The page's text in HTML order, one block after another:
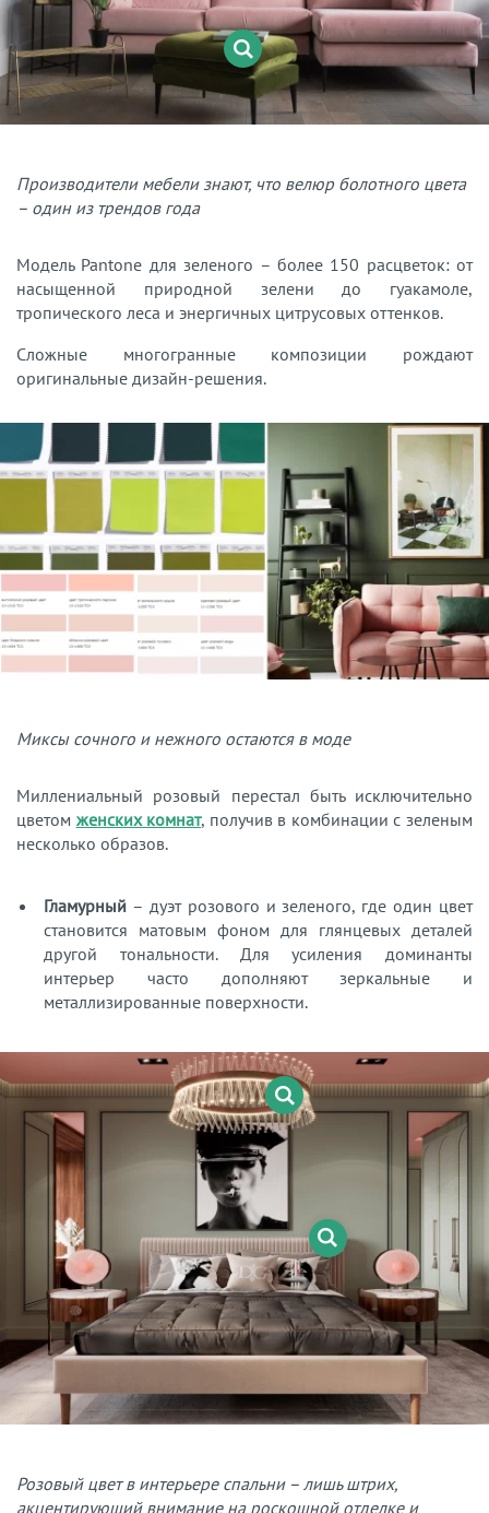
Производители мебели знают, что велюр болотного цвета
– один из трендов года
Модель Pantone для зеленого – более 150 расцветок: от
насыщенной природной зелени до гуакамоле,
тропического леса и энергичных цитрусовых оттенков.
Сложные многогранные композиции рождают
оригинальные дизайн-решения.
Миксы сочного и нежного остаются в моде
Миллениальный розовый перестал быть исключительно
цветом женских комнат, получив в комбинации с зеленым
несколько образов.
Гламурный – дуэт розового и зеленого, где один цвет
становится матовым фоном для глянцевых деталей
другой тональности. Для усиления доминанты
интерьер часто дополняют зеркальные и
металлизированные поверхности.
Розовый цвет в интерьере спальни – лишь штрих,
акцентирующий внимание на роскошной отделке и